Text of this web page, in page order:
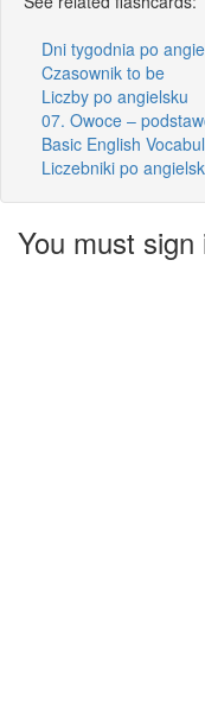
Dni tygodnia po
Czasownik to be
Liczby po angielsku
07. Owoce –
Basic English
Liczebniki po
You must